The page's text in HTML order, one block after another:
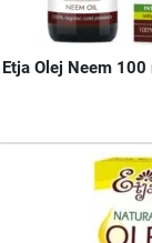
Etja Olej Neem 100